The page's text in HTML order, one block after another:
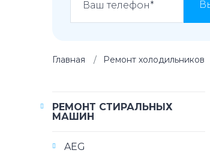
Главная Ремонт холодильников
РЕМОНТ СТИРАЛЬНЫХ
МАШИН
AEG